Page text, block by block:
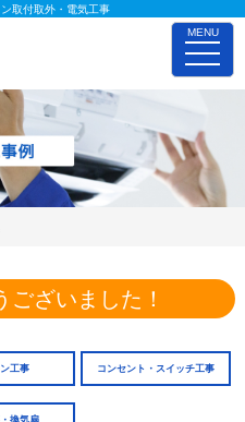
MENU
toggle
取付取外・電気工事
ざいました！
工事 コンセント・スイッチ工事